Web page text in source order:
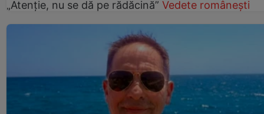
„Atenție, nu se dă pe rădăcină” Vedete românești